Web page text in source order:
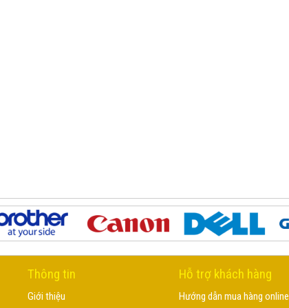
Thông tin
Giới thiệu
Hỗ trợ khách hàng
Hướng dẫn mua hàng online